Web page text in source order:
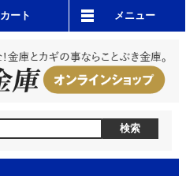
カート メニュー